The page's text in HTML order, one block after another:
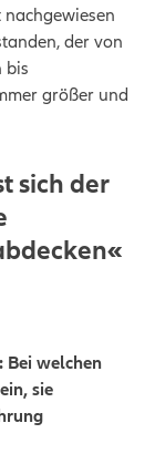
der von
bis
größer und
sich der
Bei welchen
sie